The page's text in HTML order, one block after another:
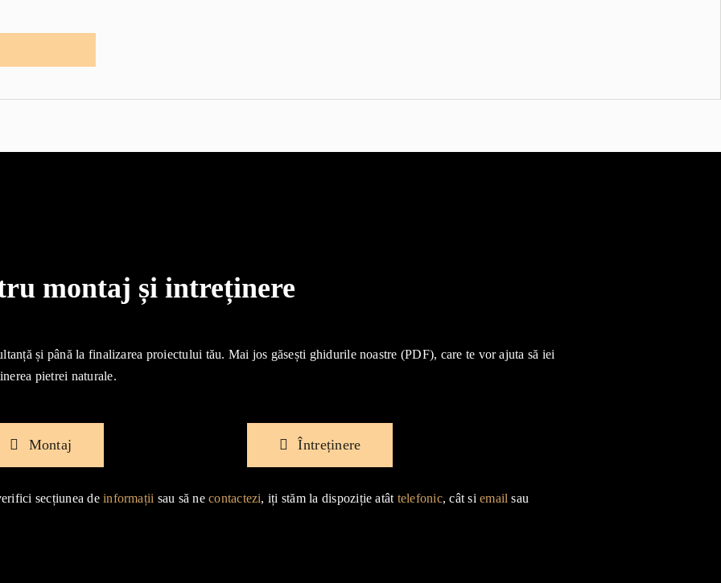
montaj și intreținere
și până la finalizarea proiectului tău. Mai jos găsești ghidurile noastre (PDF), care te vor ajuta să iei
pietrei naturale.
Montaj Întreținere
secțiunea deinformații sau să necontactezi, iți stăm la dispoziție atât telefonic, cât siemail sau